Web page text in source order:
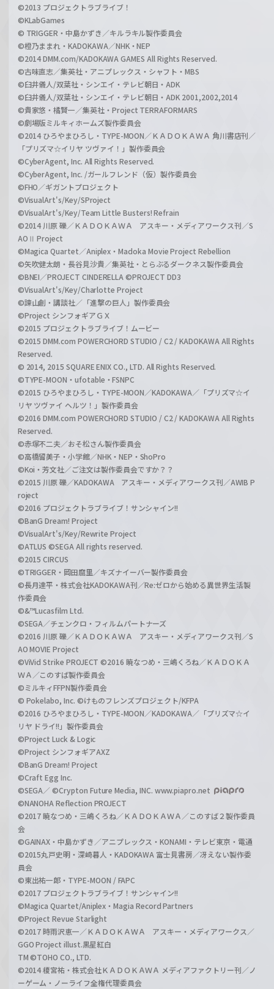
©2013 プロジェクトラブライブ！
©KLabGames
© TRIGGER・中島かずき／キルラキル製作委員会
©橙乃ままれ・KADOKAWA／NHK・NEP
©2014 DMM.com/KADOKAWA GAMES All Rights Reserved.
©古味直志／集英社・アニプレックス・シャフト・MBS
©臼井儀人/双葉社・シンエイ・テレビ朝日・ADK
©臼井儀人/双葉社・シンエイ・テレビ朝日・ADK 2001,2002,2014
©貴家悠・橘賢一／集英社・Project TERRAFORMARS
©劇場版ミルキィホームズ製作委員会
©2014 ひろやまひろし・TYPE-MOON／ＫＡＤＯＫＡＷＡ 角川書店刊／
「プリズマ☆イリヤ ツヴァイ！」製作委員会
©CyberAgent, Inc. All Rights Reserved.
©CyberAgent, Inc. /ガールフレンド（仮）製作委員会
©FHO／ギガントプロジェクト
©VisualArt's/Key/SProject
©VisualArt's/Key/Team Little Busters! Refrain
©2014 川原 礫／ＫＡＤＯＫＡＷＡ アスキー・メディアワークス刊／S
AOⅡ Project
©Magica Quartet／Aniplex・Madoka Movie Project Rebellion
©矢吹健太朗・長谷見沙貴／集英社・とらぶるダークネス製作委員会
©BNEI／PROJECT CINDERELLA ©PROJECT DD3
©VisualArt's/Key/Charlotte Project
©諫山創・講談社／「進撃の巨人」製作委員会
©Project シンフォギアＧＸ
©2015 プロジェクトラブライブ！ムービー
©2015 DMM.com POWERCHORD STUDIO / C2 / KADOKAWA All Rights
Reserved.
© 2014, 2015 SQUARE ENIX CO., LTD. All Rights Reserved.
©TYPE-MOON・ufotable・FSNPC
©2015 ひろやまひろし・TYPE-MOON／KADOKAWA／「プリズマ☆イ
リヤ ツヴァイ ヘルツ！」製作委員会
©2016 DMM.com POWERCHORD STUDIO / C2 / KADOKAWA All Rights
Reserved.
©赤塚不二夫／おそ松さん製作委員会
©高橋留美子・小学館／NHK・NEP・ShoPro
©Koi・芳文社／ご注文は製作委員会ですか？？
©2015 川原 礫／KADOKAWA アスキー・メディアワークス刊／AWIB P
roject
©2016 プロジェクトラブライブ！サンシャイン!!
©BanG Dream! Project
©VisualArt's/Key/Rewrite Project
©ATLUS ©SEGA All rights reserved.
©2015 CIRCUS
©TRIGGER・岡田麿里／キズナイーバー製作委員会
©長月達平・株式会社KADOKAWA刊／Re:ゼロから始める異世界生活製
作委員会
©&™Lucasfilm Ltd.
©SEGA／チェンクロ・フィルムパートナーズ
©2016 川原 礫／ＫＡＤＯＫＡＷＡ アスキー・メディアワークス刊／S
AO MOVIE Project
©ViVid Strike PROJECT ©2016 暁なつめ・三嶋くろね／ＫＡＤＯＫＡ
ＷＡ／このすば製作委員会
©ミルキィFFPN製作委員会
© Pokelabo, Inc. ©けものフレンズプロジェクト/KFPA
©2016 ひろやまひろし・TYPE-MOON／KADOKAWA／「プリズマ☆イ
リヤ ドライ!!」製作委員会
©Project Luck & Logic
©Project シンフォギアAXZ
©BanG Dream! Project
©Craft Egg Inc.
©SEGA／ ©Crypton Future Media, INC. www.piapro.net
©NANOHA Reflection PROJECT
©2017 暁なつめ・三嶋くろね／ＫＡＤＯＫＡＷＡ／このすば２製作委員
会
©GAINAX・中島かずき／アニプレックス・KONAMI・テレビ東京・電通
©2015丸戸史明・深崎暮人・KADOKAWA 富士見書房／冴えない製作委
員会
©東出祐一郎・TYPE-MOON / FAPC
©2017 プロジェクトラブライブ！サンシャイン!!
©Magica Quartet/Aniplex・Magia Record Partners
©Project Revue Starlight
©2017 時雨沢恵一／ＫＡＤＯＫＡＷＡ アスキー・メディアワークス／
GGO Project illust.黒星紅白
TM ©TOHO CO., LTD.
©2014 榎宮祐・株式会社ＫＡＤＯＫＡＷＡ メディアファクトリー刊／ノ
ーゲーム・ノーライフ全権代理委員会